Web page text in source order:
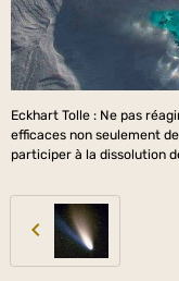
Eckhart Tolle : Ne pas
efficaces non seulement
participer à la dissolution